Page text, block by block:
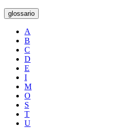
glossario
A
B
C
D
E
I
M
O
S
T
U